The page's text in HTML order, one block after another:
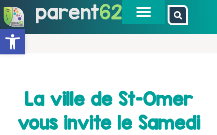
Ouvrir la barre d’outils
parent62
La ville de St-Omer
vous invite le Samedi